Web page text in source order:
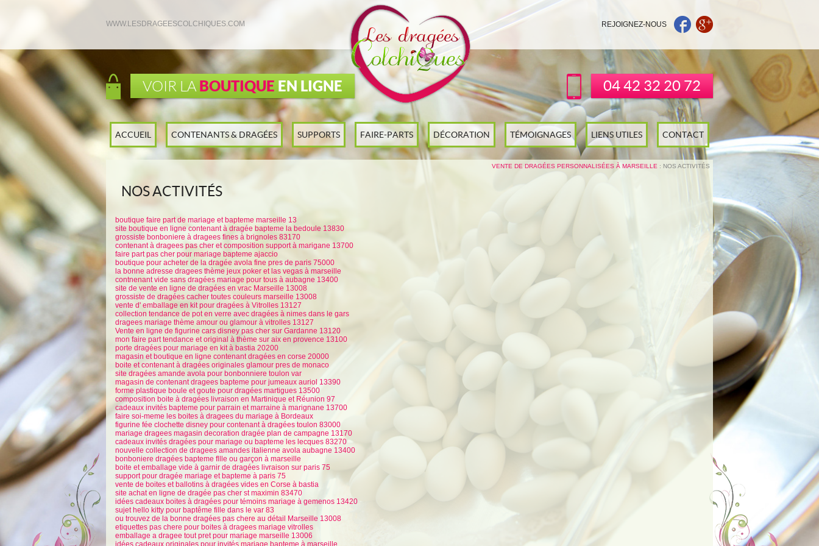
WWW.LESDRAGEESCOLCHIQUES.COM REJOIGNEZ-NOUS
VOIR LA BOUTIQUE EN LIGNE 04 42 32 20 72
ACCUEIL CONTENANTS & DRAGÉES SUPPORTS FAIRE-PARTS DÉCORATION TÉMOIGNAGES LIENS UTILES CONTACT
VENTE DE DRAGÉES PERSONNALISÉES À MARSEILLE : NOS ACTIVITÉS
NOS ACTIVITÉS
boutique faire part de mariage et bapteme marseille 13
site boutique en ligne contenant à dragée bapteme la bedoule 13830
grossiste bonboniere à dragees fines à brignoles 83170
contenant à dragees pas cher et composition support à marigane 13700
faire part pas cher pour mariage bapteme ajaccio
boutique pour acheter de la dragée avola fine pres de paris 75000
la bonne adresse dragees thème jeux poker et las vegas à marseille
contnenant vide sans dragées mariage pour tous à aubagne 13400
site de vente en ligne de dragées en vrac Marseille 13008
grossiste de dragées cacher toutes couleurs marseille 13008
vente d' emballage en kit pour dragées à Vitrolles 13127
collection tendance de pot en verre avec dragées à nimes dans le gars
dragees mariage thème amour ou glamour à vitrolles 13127
Vente en ligne de figurine cars disney pas cher sur Gardanne 13120
mon faire part tendance et original à thème sur aix en provence 13100
porte dragées pour mariage en kit à bastia 20200
magasin et boutique en ligne contenant dragées en corse 20000
boite et contenant à dragées originales glamour pres de monaco
site dragées amande avola pour bonbonniere toulon var
magasin de contenant dragees bapteme pour jumeaux auriol 13390
forme plastique boule et goute pour dragées martigues 13500
composition boite à dragées livraison en Martinique et Réunion 97
cadeaux invités bapteme pour parrain et marraine à marignane 13700
faire soi-meme les boites à dragees du mariage à Bordeaux
figurine fée clochette disney pour contenant à dragées toulon 83000
mariage dragees magasin decoration dragée plan de campagne 13170
cadeaux invités dragées pour mariage ou bapteme les lecques 83270
nouvelle collection de dragees amandes italienne avola aubagne 13400
bonboniere dragées bapteme fllle ou garçon à marseille
boite et emballage vide à garnir de dragées livraison sur paris 75
support pour dragée mariage et bapteme à paris 75
vente de boites et ballotins à dragées vides en Corse à bastia
site achat en ligne de dragée pas cher st maximin 83470
idées cadeaux boites à dragées pour témoins mariage à gemenos 13420
sujet hello kitty pour baptême fille dans le var 83
ou trouvez de la bonne dragées pas chere au détail Marseille 13008
etiquettes pas chere pour boites à dragees mariage vitrolles
emballage a dragee tout pret pour mariage marseille 13006
idées cadeaux originales pour invités mariage bapteme à marseille